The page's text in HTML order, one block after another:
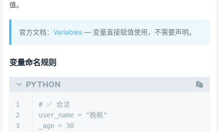
值。
官方文档： Variables — 变量直接赋值使用，不需要声明。
变量命名规则
PYTHON
1
2
3
# ✅ 合法
user_name =
"晚枫"
_age = 30